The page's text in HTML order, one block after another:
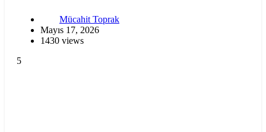
Mücahit Toprak
Mayıs 17, 2026
1430 views
5